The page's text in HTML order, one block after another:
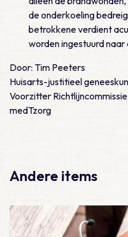
de onderkoeling
betrokkene verdient
worden ingestuurd naar
Door: Tim Peeters
Huisarts-justitieel
Voorzitter
medTzorg
Andere items
Lees meer over Casus –